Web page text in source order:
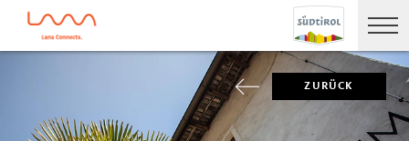
ZURÜCK